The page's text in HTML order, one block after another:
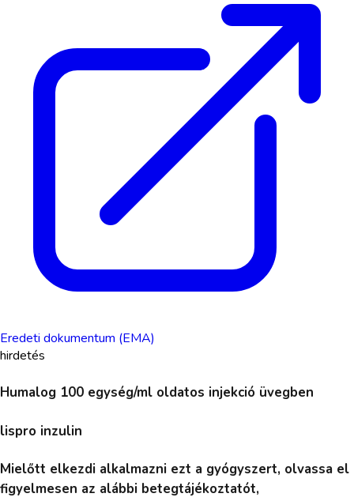
Eredeti dokumentum (EMA)
hirdetés
Humalog 100 egység/ml oldatos injekció üvegben
lispro inzulin
Mielőtt elkezdi alkalmazni ezt a gyógyszert, olvassa el
figyelmesen az alábbi betegtájékoztatót,